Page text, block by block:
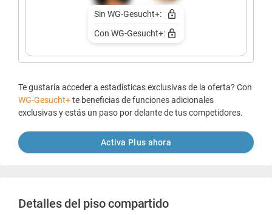
Sin WG-Gesucht+:
Con WG-Gesucht+:
Te gustaría acceder a estadísticas exclusivas de la oferta? Con
WG-Gesucht+te beneficias de funciones adicionales
exclusivas y estás un paso por delante de tus competidores.
Activa Plus ahora
Detalles del piso compartido